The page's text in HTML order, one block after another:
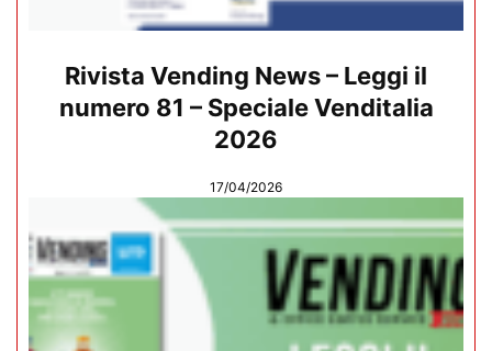
Rivista Vending News – Leggi il
numero 81 – Speciale Venditalia
2026
17/04/2026